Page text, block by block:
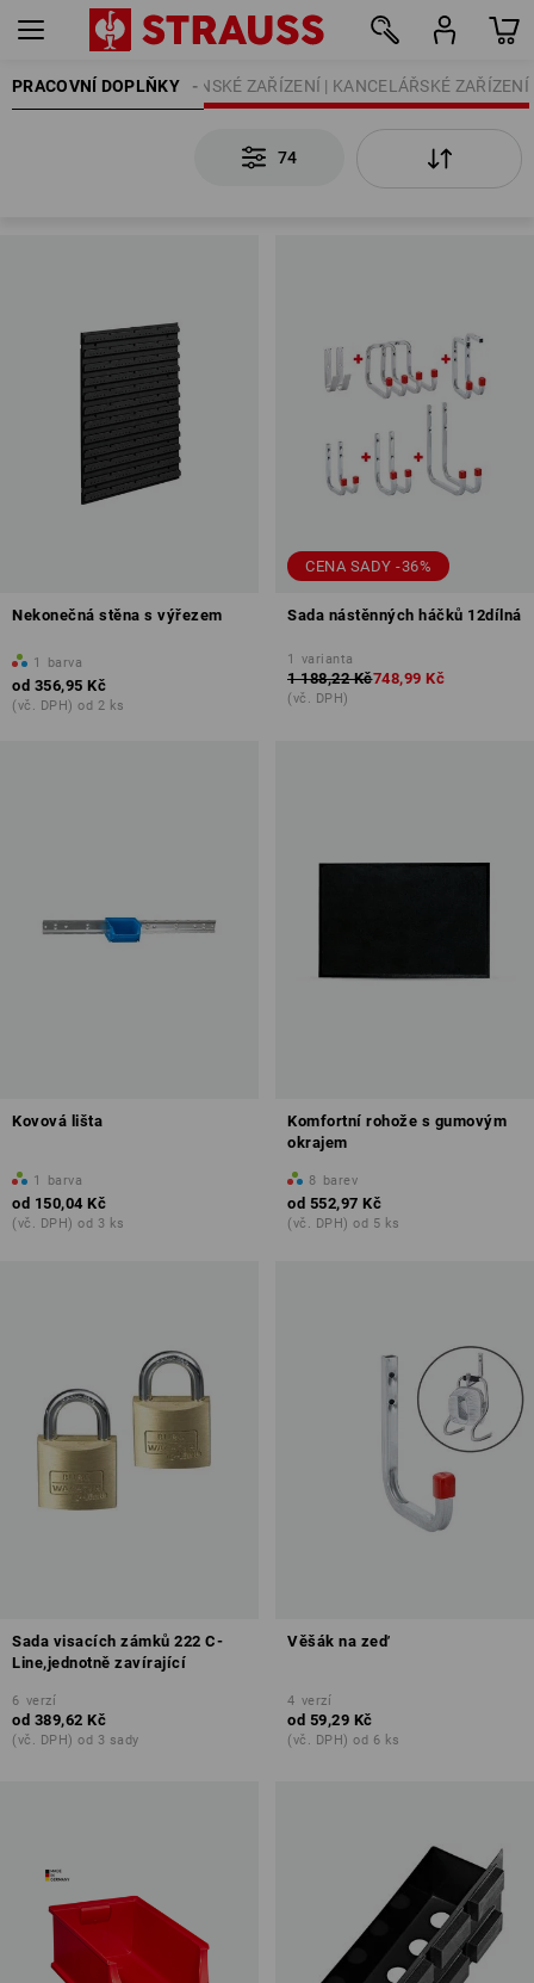
PRACOVNÍ DOPLŇKYDÍLENSKÉ ZAŘÍZENÍ | KANCELÁŘSKÉ ZAŘÍZENÍ
74
Nekonečná stěna s výřezem
1 barva
od 356,95 Kč
(vč. DPH) od 2 ks
CENA SADY -36%
Sada nástěnných háčků 12dílná
1 varianta
1 188,22 Kč748,99 Kč
(vč. DPH)
Kovová lišta
1 barva
od 150,04 Kč
(vč. DPH) od 3 ks
Komfortní rohože s gumovým
okrajem
8 barev
od 552,97 Kč
(vč. DPH) od 5 ks
Sada visacích zámků 222 C-
Line,jednotně zavírající
6 verzí
od 389,62 Kč
(vč. DPH) od 3 sady
Věšák na zeď
4 verzí
od 59,29 Kč
(vč. DPH) od 6 ks